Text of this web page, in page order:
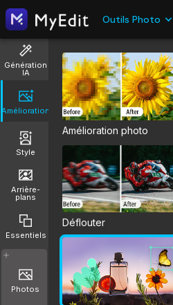
Outils Photo
Génération
IA
Amélioration
Style
Arrière-
plans
Essentiels
Photos
Amélioration photo
Déflouter